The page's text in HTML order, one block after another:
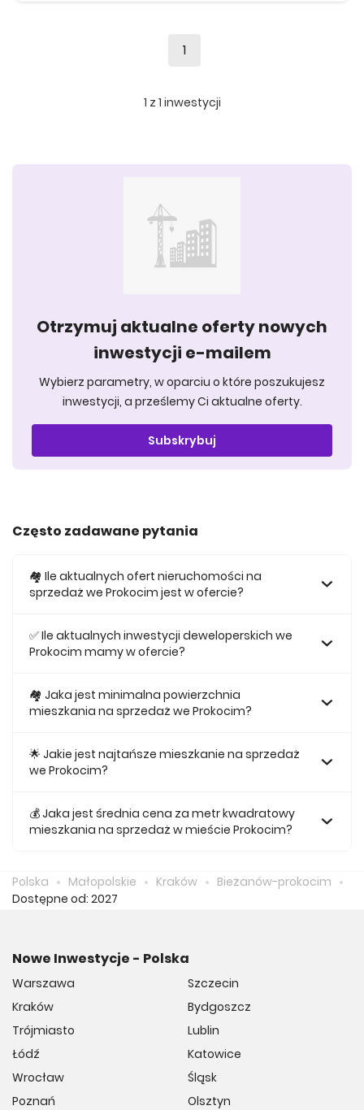
1
1 z 1 inwestycji
Otrzymuj aktualne oferty nowych
inwestycji e-mailem
Wybierz parametry, w oparciu o które poszukujesz
inwestycji, a prześlemy Ci aktualne oferty.
Subskrybuj
Często zadawane pytania
🏘️ Ile aktualnych ofert nieruchomości na
sprzedaż we Prokocim jest w ofercie?
we Prokocim.
✅ Ile aktualnych inwestycji deweloperskich we
Prokocim mamy w ofercie?
we Prokocim.
🏘 Jaka jest minimalna powierzchnia
mieszkania na sprzedaż we Prokocim?
Prokocim jest 28,33.
🌟 Jakie jest najtańsze mieszkanie na sprzedaż
we Prokocim?
ofercie kosztuje 552 435 zł.
💰 Jaka jest średnia cena za metr kwadratowy
mieszkania na sprzedaż w mieście Prokocim?
Polska Małopolskie Kraków
Bieżanów-prokocim
Dostępne od: 2027
Nowe Inwestycje - Polska
Warszawa
Kraków
Trójmiasto
Łódź
Wrocław
Poznań
Szczecin
Bydgoszcz
Lublin
Katowice
Śląsk
Olsztyn